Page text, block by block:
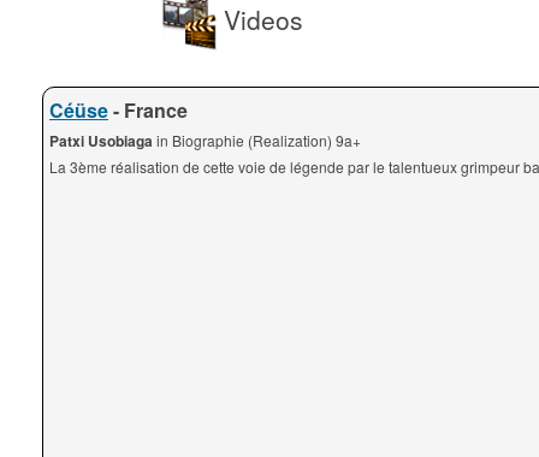
Videos
Céüse- France
Patxi Usobiagain Biographie (Realization) 9a+
La 3ème réalisation de cette voie de légende par le talentueux grimpeur